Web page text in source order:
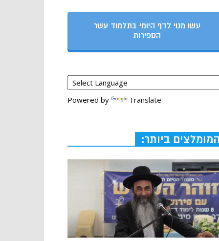
עשו מנוי לדף היומי בתלמוד עשר
הספירות
Powered by Translate
המומלצים ביותר: